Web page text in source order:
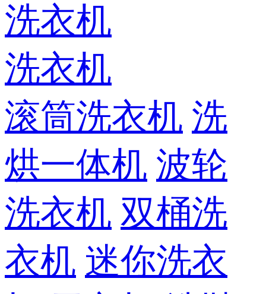
洗衣机
洗衣机
滚筒洗衣机 洗
烘一体机 波轮
洗衣机 双桶洗
衣机 迷你洗衣